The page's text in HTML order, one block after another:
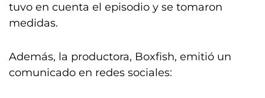
tuvo en cuenta el episodio y se tomaron
medidas.
Además, la productora, Boxfish, emitió un
comunicado en redes sociales: